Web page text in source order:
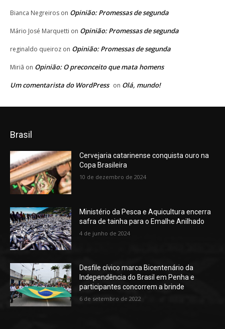
Bianca Negreiros on Opinião: Promessas de segunda
Mário José Marquetti on Opinião: Promessas de segunda
reginaldo queiroz on Opinião: Promessas de segunda
Miriã on Opinião: O preconceito que mata homens
Um comentarista do WordPress on Olá, mundo!
Brasil
Cervejaria catarinense conquista ouro na
Copa Brasileira
10 de dezembro de 2024
Ministério da Pesca e Aquicultura encerra
safra de tainha para o Emalhe Anilhado
4 de junho de 2024
Desfile cívico marca Bicentenário da
Independência do Brasil em Penha e
participantes concorrem a brinde
6 de setembro de 2022